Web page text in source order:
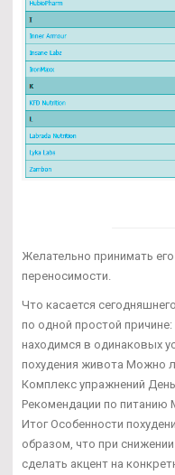
Желательно принимать
переносимости.
Что касается
по одной простой
находимся в одинаковых
похудения живота Можно
Комплекс упражнений
Рекомендации по
Итог Особенности
образом, что при
сделать акцент на